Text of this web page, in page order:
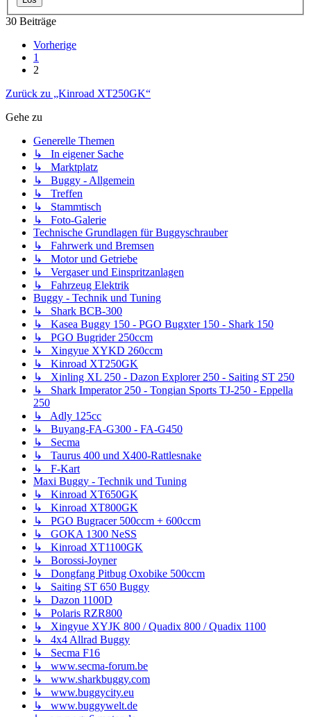
30 Beiträge
Vorherige
1
2
Zurück zu „Kinroad XT250GK“
Gehe zu
Generelle Themen
↳ In eigener Sache
↳ Marktplatz
↳ Buggy - Allgemein
↳ Treffen
↳ Stammtisch
↳ Foto-Galerie
Technische Grundlagen für Buggyschrauber
↳ Fahrwerk und Bremsen
↳ Motor und Getriebe
↳ Vergaser und Einspritzanlagen
↳ Fahrzeug Elektrik
Buggy - Technik und Tuning
↳ Shark BCB-300
↳ Kasea Buggy 150 - PGO Bugxter 150 - Shark 150
↳ PGO Bugrider 250ccm
↳ Xingyue XYKD 260ccm
↳ Kinroad XT250GK
↳ Xinling XL 250 - Dazon Explorer 250 - Saiting ST 250
↳ Shark Imperator 250 - Tongian Sports TJ-250 - Eppella
250
↳ Adly 125cc
↳ Buyang-FA-G300 - FA-G450
↳ Secma
↳ Taurus 400 und X400-Rattlesnake
↳ F-Kart
Maxi Buggy - Technik und Tuning
↳ Kinroad XT650GK
↳ Kinroad XT800GK
↳ PGO Bugracer 500ccm + 600ccm
↳ GOKA 1300 NeSS
↳ Kinroad XT1100GK
↳ Borossi-Joyner
↳ Dongfang Pitbug Oxobike 500ccm
↳ Saiting ST 650 Buggy
↳ Dazon 1100D
↳ Polaris RZR800
↳ Xingyue XYJK 800 / Quadix 800 / Quadix 1100
↳ 4x4 Allrad Buggy
↳ Secma F16
↳ www.secma-forum.be
↳ www.sharkbuggy.com
↳ www.buggycity.eu
↳ www.buggywelt.de